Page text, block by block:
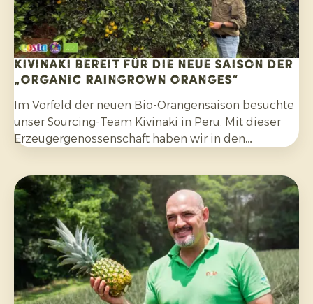
Kivinaki bereit für die neue Saison der
„Organic Raingrown Oranges“
Im Vorfeld der neuen Bio-Orangensaison besuchte
unser Sourcing-Team Kivinaki in Peru. Mit dieser
Erzeugergenossenschaft haben wir in den
Exportprogramm aufgebaut. Während des Besuchs
bereiteten wir gemeinsam die kommenden
Monate vor.